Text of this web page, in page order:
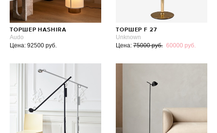
ТОРШЕР HASHIRA
Audo
Цена: 92500 руб.
ТОРШЕР F 27
Unknown
Цена: 75000 руб. 60000 руб.